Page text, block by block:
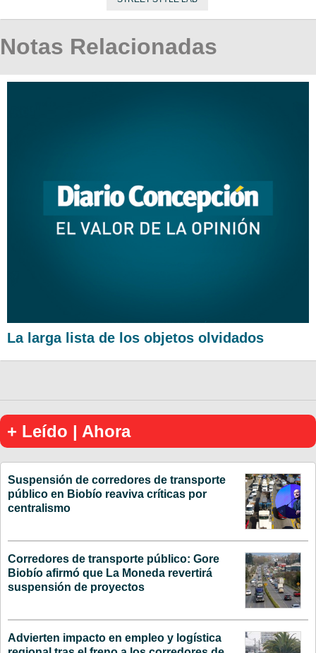
Notas Relacionadas
La larga lista de los objetos olvidados
+ Leído | Ahora
Suspensión de corredores de transporte
público en Biobío reaviva críticas por
centralismo
Corredores de transporte público: Gore
Biobío afirmó que La Moneda revertirá
suspensión de proyectos
Advierten impacto en empleo y logística